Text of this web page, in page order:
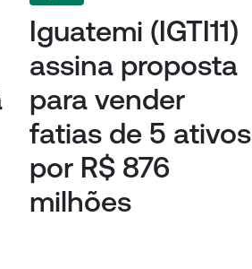
Iguatemi (IGTI11)
assina proposta
para vender
fatias de 5 ativos
por R$ 876
milhões